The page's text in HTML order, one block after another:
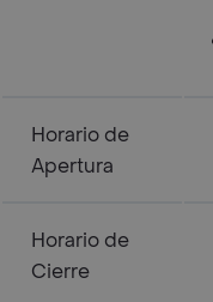
Horario de
Apertura
Horario de
Cierre